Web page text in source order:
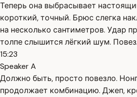
Теперь она выбрасывает
короткий, точный. Брюс слегка
на несколько сантиметров. Удар
толпе слышится лёгкий шум.
15:23
Speaker A
Должно быть, просто повезло.
продолжает комбинацию. Джеп,